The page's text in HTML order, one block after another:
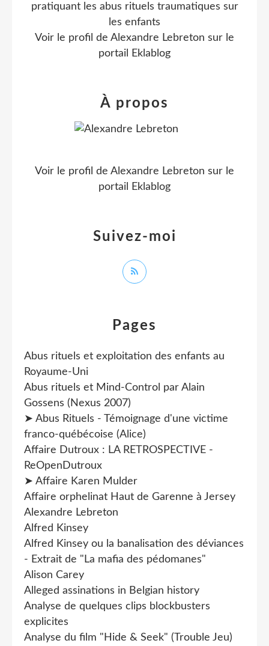
Pages
Abus rituels et exploitation des enfants au
Royaume-Uni
Abus rituels et Mind-Control par Alain
Gossens (Nexus 2007)
➤ Abus Rituels - Témoignage d'une victime
franco-québécoise (Alice)
Affaire Dutroux : LA RETROSPECTIVE -
ReOpenDutroux
➤ Affaire Karen Mulder
Affaire orphelinat Haut de Garenne à Jersey
Alexandre Lebreton
Alfred Kinsey
Alfred Kinsey ou la banalisation des déviances
- Extrait de "La mafia des pédomanes"
Alison Carey
Alleged assinations in Belgian history
Analyse de quelques clips blockbusters
explicites
Analyse du film "Hide & Seek" (Trouble Jeu)
pratiquant les abus rituels traumatiques sur
les enfants
Voir le profil de Alexandre Lebreton sur le
portail Eklablog
Suivez-moi
À propos
Voir le profil de Alexandre Lebreton sur le
portail Eklablog